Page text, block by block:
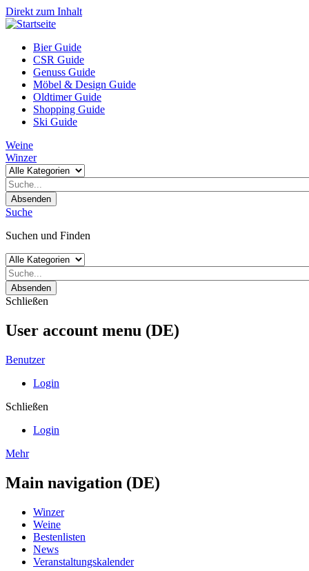
Direkt zum Inhalt
Bier Guide
CSR Guide
Genuss Guide
Möbel & Design Guide
Oldtimer Guide
Shopping Guide
Ski Guide
Weine
Winzer
Absenden
Suche
Suchen und Finden
Absenden
Schließen
User account menu (DE)
Benutzer
Login
Schließen
Login
Mehr
Main navigation (DE)
Winzer
Weine
Bestenlisten
News
Veranstaltungskalender